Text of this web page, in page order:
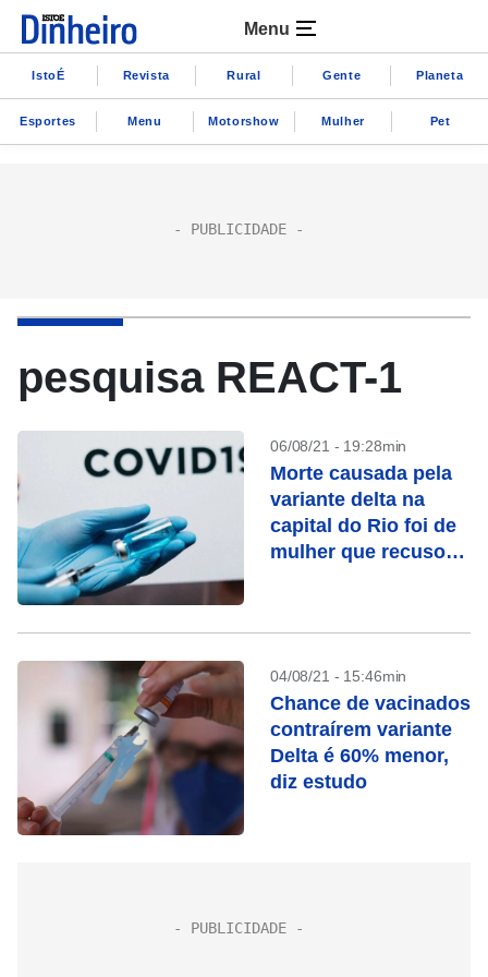
Menu
IstoÉ Revista Rural Gente Planeta
Esportes Menu Motorshow Mulher Pet
pesquisa REACT-1
06/08/21 - 19:28min
Morte causada pela
variante delta na
capital do Rio foi de
mulher que recusou
04/08/21 - 15:46min
Chance de vacinados
contraírem variante
Delta é 60% menor,
diz estudo